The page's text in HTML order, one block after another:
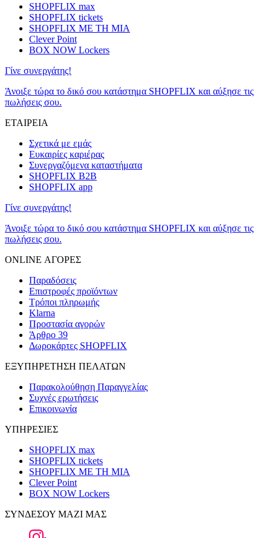
SHOPFLIX max
SHOPFLIX tickets
SHOPFLIX ΜΕ ΤΗ ΜΙΑ
Clever Point
BOX NOW Lockers
Γίνε συνεργάτης!
Άνοιξε τώρα το δικό σου κατάστημα SHOPFLIX και αύξησε τις
πωλήσεις σου.
ΕΤΑΙΡΕΙΑ
Σχετικά με εμάς
Ευκαιρίες καριέρας
Συνεργαζόμενα καταστήματα
SHOPFLIX B2B
SHOPFLIX app
Γίνε συνεργάτης!
Άνοιξε τώρα το δικό σου κατάστημα SHOPFLIX και αύξησε τις
πωλήσεις σου.
ONLINE ΑΓΟΡΕΣ
Παραδόσεις
Επιστροφές προϊόντων
Τρόποι πληρωμής
Klarna
Προστασία αγορών
Άρθρο 39
Δωροκάρτες SHOPFLIX
ΕΞΥΠΗΡΕΤΗΣΗ ΠΕΛΑΤΩΝ
Παρακολούθηση Παραγγελίας
Συχνές ερωτήσεις
Επικοινωνία
ΥΠΗΡΕΣΙΕΣ
SHOPFLIX max
SHOPFLIX tickets
SHOPFLIX ΜΕ ΤΗ ΜΙΑ
Clever Point
BOX NOW Lockers
ΣΥΝΔΕΣΟΥ ΜΑΖΙ ΜΑΣ